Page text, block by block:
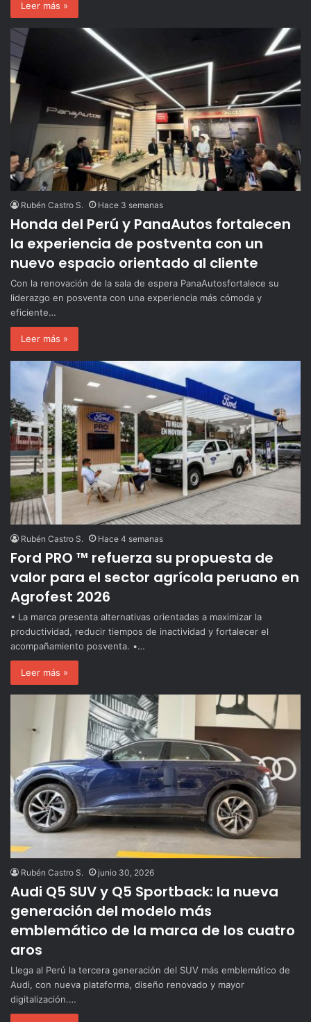
Leer más »
Rubén Castro S. Hace 3 semanas
Honda del Perú y PanaAutos fortalecen
la experiencia de postventa con un
nuevo espacio orientado al cliente
Con la renovación de la sala de espera PanaAutosfortalece su
liderazgo en posventa con una experiencia más cómoda y
eficiente…
Leer más »
Rubén Castro S. Hace 4 semanas
Ford PRO ™ refuerza su propuesta de
valor para el sector agrícola peruano en
Agrofest 2026
• La marca presenta alternativas orientadas a maximizar la
productividad, reducir tiempos de inactividad y fortalecer el
acompañamiento posventa. •…
Leer más »
Rubén Castro S. junio 30, 2026
Audi Q5 SUV y Q5 Sportback: la nueva
generación del modelo más
emblemático de la marca de los cuatro
aros
Llega al Perú la tercera generación del SUV más emblemático de
Audi, con nueva plataforma, diseño renovado y mayor
digitalización.…